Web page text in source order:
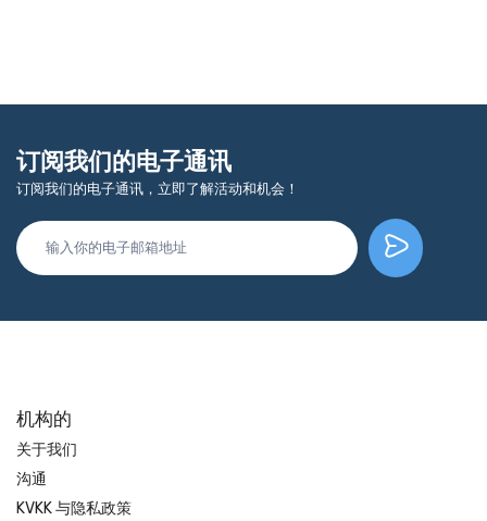
订阅我们的电子通讯
订阅我们的电子通讯，立即了解活动和机会！
机构的
关于我们
沟通
KVKK 与隐私政策